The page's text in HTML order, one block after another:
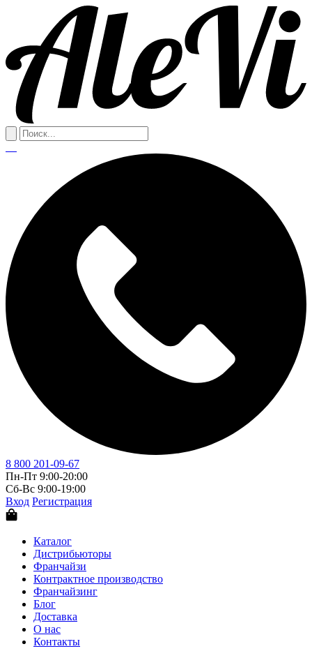
8 800 201-09-67
Пн-Пт 9:00-20:00
Сб-Вс 9:00-19:00
Вход Регистрация
Каталог
Дистрибьюторы
Франчайзи
Контрактное производство
Франчайзинг
Блог
Доставка
О нас
Контакты